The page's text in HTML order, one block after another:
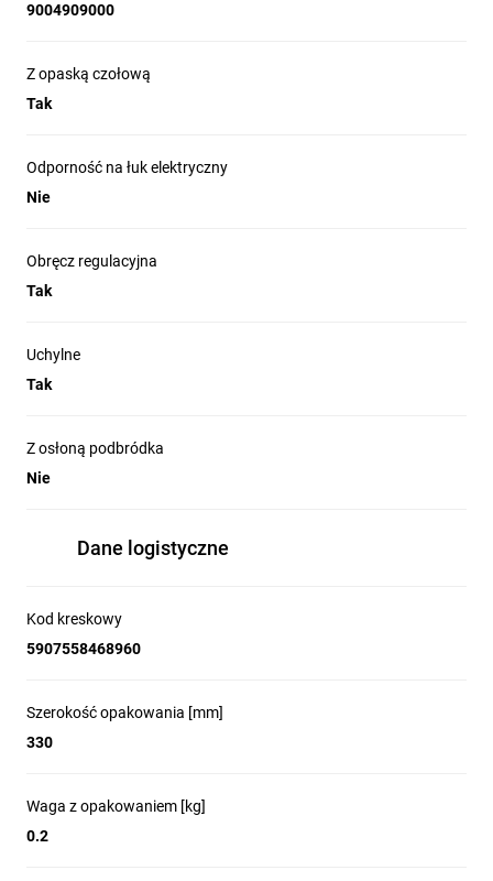
9004909000
Z opaską czołową
Tak
Odporność na łuk elektryczny
Nie
Obręcz regulacyjna
Tak
Uchylne
Tak
Z osłoną podbródka
Nie
Dane logistyczne
Kod kreskowy
5907558468960
Szerokość opakowania [mm]
330
Waga z opakowaniem [kg]
0.2